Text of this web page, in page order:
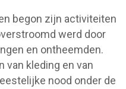
begon zijn activiteiten
werd door
en ontheemden.
van kleding en van
nood onder de